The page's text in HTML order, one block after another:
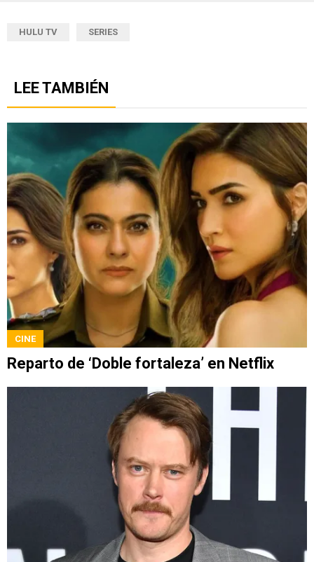
HULU TV SERIES
LEE TAMBIÉN
CINE
Reparto de ‘Doble fortaleza’ en Netflix